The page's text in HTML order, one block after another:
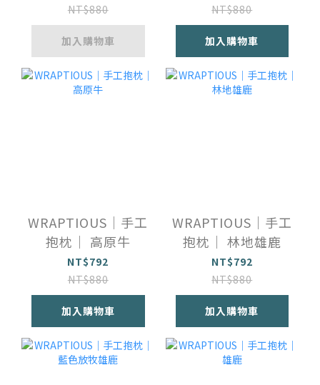
NT$880
加入購物車
NT$880
加入購物車
WRAPTIOUS｜手工
抱枕｜ 高原牛
NT$792
NT$880
加入購物車
WRAPTIOUS｜手工
抱枕｜ 林地雄鹿
NT$792
NT$880
加入購物車